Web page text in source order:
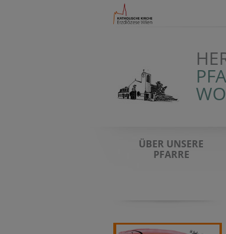
ÜBER UNSERE
PFARRE